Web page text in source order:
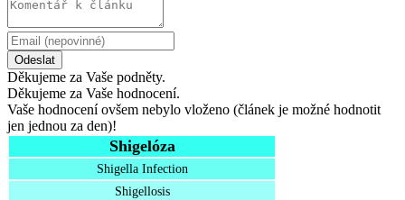
Odeslat
Děkujeme za Vaše podněty.
Děkujeme za Vaše hodnocení.
Vaše hodnocení ovšem nebylo vloženo (článek je možné hodnotit
jen jednou za den)!
Shigelóza
Shigella Infection
Shigellosis